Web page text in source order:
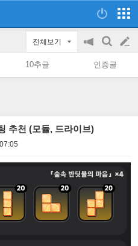
전체보기
공
on/off
검
색
글
쓰
10추글 인증글
추천 (모듈, 드라이브)